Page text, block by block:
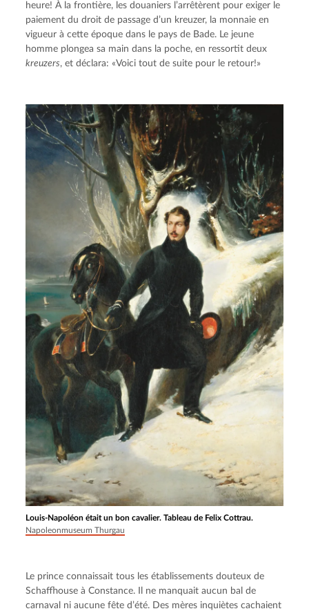
heure! À la frontière, les douaniers l’arrêtèrent pour exiger le
paiement du droit de passage d’un kreuzer, la monnaie en
vigueur à cette époque dans le pays de Bade. Le jeune
kreuzers, et déclara: «Voici tout de suite pour le retour!»
Louis-Napoléon était un bon cavalier. Tableau de Felix Cottrau.
Napoleonmuseum Thurgau
Le prince connaissait tous les établissements douteux de
Schaffhouse à Constance. Il ne manquait aucun bal de
carnaval ni aucune fête d’été. Des mères inquiètes cachaient